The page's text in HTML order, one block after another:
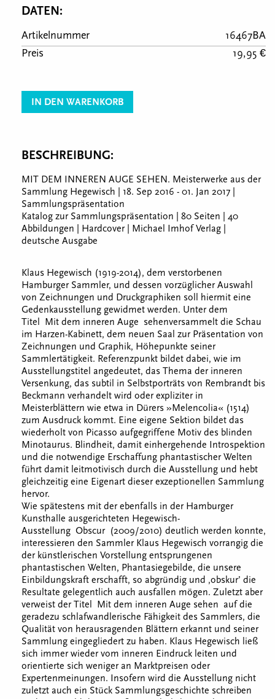
DATEN:
Artikelnummer
16467BA
Preis
19,95 €
IN DEN WARENKORB
BESCHREIBUNG:
MIT DEM INNEREN AUGE SEHEN. Meisterwerke aus der
Sammlung Hegewisch | 18. Sep 2016 - 01. Jan 2017 |
Sammlungspräsentation
Katalog zur Sammlungspräsentation | 80 Seiten | 40
Abbildungen | Hardcover | Michael Imhof Verlag |
deutsche Ausgabe
Klaus Hegewisch (1919-2014), dem verstorbenen
Hamburger Sammler, und dessen vorzüglicher Auswahl
von Zeichnungen und Druckgraphiken soll hiermit eine
Gedenkausstellung gewidmet werden. Unter dem
Titel Mit dem inneren Auge sehenversammelt die Schau
im Harzen-Kabinett, dem neuen Saal zur Präsentation von
Zeichnungen und Graphik, Höhepunkte seiner
Sammlertätigkeit. Referenzpunkt bildet dabei, wie im
Ausstellungstitel angedeutet, das Thema der inneren
Versenkung, das subtil in Selbstporträts von Rembrandt bis
Beckmann verhandelt wird oder expliziter in
Meisterblättern wie etwa in Dürers »Melencolia« (1514)
zum Ausdruck kommt. Eine eigene Sektion bildet das
wiederholt von Picasso aufgegriffene Motiv des blinden
Minotaurus. Blindheit, damit einhergehende Introspektion
und die notwendige Erschaffung phantastischer Welten
führt damit leitmotivisch durch die Ausstellung und hebt
gleichzeitig eine Eigenart dieser exzeptionellen Sammlung
hervor.
Wie spätestens mit der ebenfalls in der Hamburger
Kunsthalle ausgerichteten Hegewisch-
Ausstellung Obscur (2009/2010) deutlich werden konnte,
interessieren den Sammler Klaus Hegewisch vorrangig die
der künstlerischen Vorstellung entsprungenen
phantastischen Welten, Phantasiegebilde, die unsere
Einbildungskraft erschafft, so abgründig und ‚obskur’ die
Resultate gelegentlich auch ausfallen mögen. Zuletzt aber
verweist der Titel Mit dem inneren Auge sehen auf die
geradezu schlafwandlerische Fähigkeit des Sammlers, die
Qualität von herausragenden Blättern erkannt und seiner
Sammlung eingegliedert zu haben. Klaus Hegewisch ließ
sich immer wieder vom inneren Eindruck leiten und
orientierte sich weniger an Marktpreisen oder
Expertenmeinungen. Insofern wird die Ausstellung nicht
zuletzt auch ein Stück Sammlungsgeschichte schreiben